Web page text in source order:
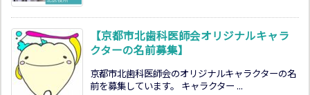
【京都市北歯科医師会オリジナルキャラ
クターの名前募集】
京都市北歯科医師会のオリジナルキャラクターの名
前を募集しています。 キャラクター ...